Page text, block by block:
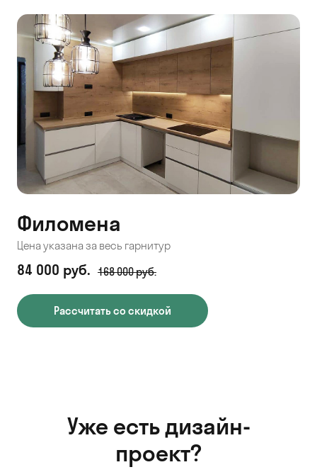
Филомена
Цена указана за весь гарнитур
84 000 руб. 168 000 руб.
Рассчитать со скидкой
Уже есть дизайн-
проект?